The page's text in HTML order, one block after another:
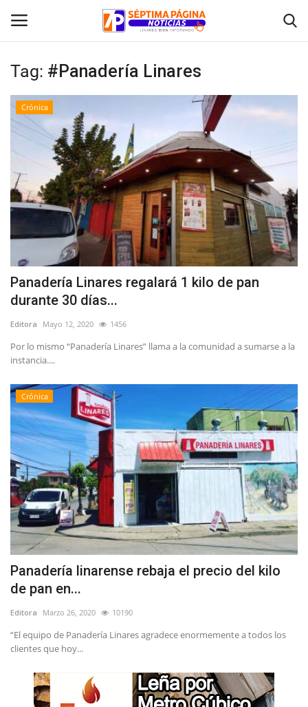
Inicio
Crónica
Tribunales
Deporte
Política
Espectáculos
Tag: #Panadería Linares
Crónica
Panadería Linares regalará 1 kilo de pan
durante 30 días...
Editora Mayo 12, 2020 1456
Por lo mismo “Panadería Linares” llama a la comunidad a sumarse a la
instancia....
Crónica
Panadería linarense rebaja el precio del kilo
de pan en...
Editora Marzo 26, 2020 10190
“El equipo de Panadería Linares agradece enormemente a todos los
clientes que hoy...